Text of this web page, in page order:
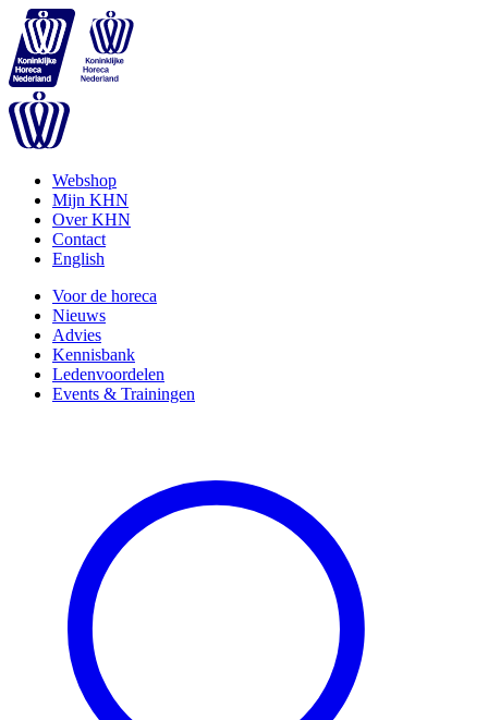
Webshop
Mijn KHN
Over KHN
Contact
English
Voor de horeca
Nieuws
Advies
Kennisbank
Ledenvoordelen
Events & Trainingen